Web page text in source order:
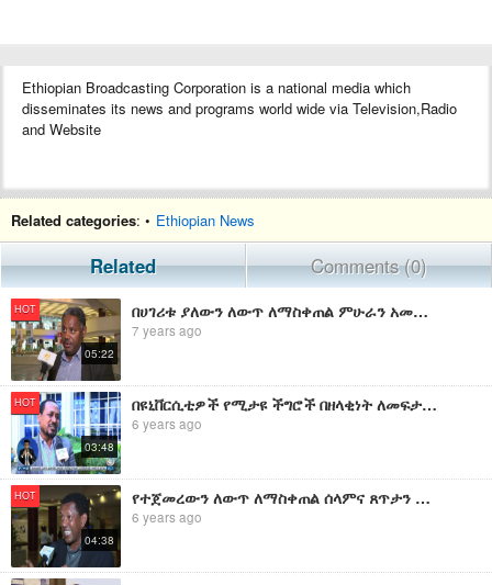
Ethiopian Broadcasting Corporation is a national media which
disseminates its news and programs world wide via Television,Radio
and Website
Related categories: • Ethiopian News
Related Comments (0)
HOT
05:22
በሀገሪቱ ያለውን ለውጥ ለማስቀጠል ምሁራን አመራሮችን ማሰልጠን እንደሚገባቸው ተነገረ
7 years ago
HOT
03:48
በዩኒቨርሲቲዎች የሚታዩ ችግሮች በዘላቂነት ለመፍታት መንግስትና ማህበረሰቡ ተቀራርበው መስራት እንዳለባቸው የዩኒቨርሲቲ ሰራተኞች ተናገሩ።
6 years ago
HOT
04:38
የተጀመረውን ለውጥ ለማስቀጠል ሰላምና ጸጥታን ማስፈን እንደሚገባ ተገለጸ
6 years ago